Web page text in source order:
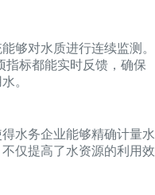
够对水质进行连续监测。
指标都能实时反馈，确保
。
水务企业能够精确计量水
仅提高了水资源的利用效